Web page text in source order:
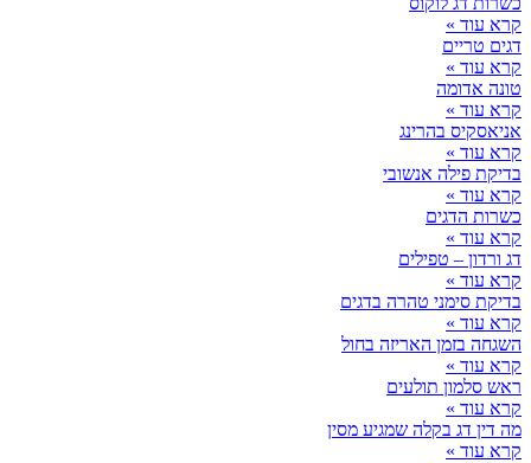
קרא עוד »
דגים טריים
קרא עוד »
טונה אדומה
קרא עוד »
אניאסקיס בהרינג
קרא עוד »
בדיקת פילה אנשובי
קרא עוד »
כשרות הדגים
קרא עוד »
דג ורדון – טפילים
קרא עוד »
בדיקת סימני טהרה בדגים
קרא עוד »
השגחה בזמן האריזה בחול
קרא עוד »
ראש סלמון תולעים
קרא עוד »
מה דין דג בקלה שמגיע מסין
קרא עוד »